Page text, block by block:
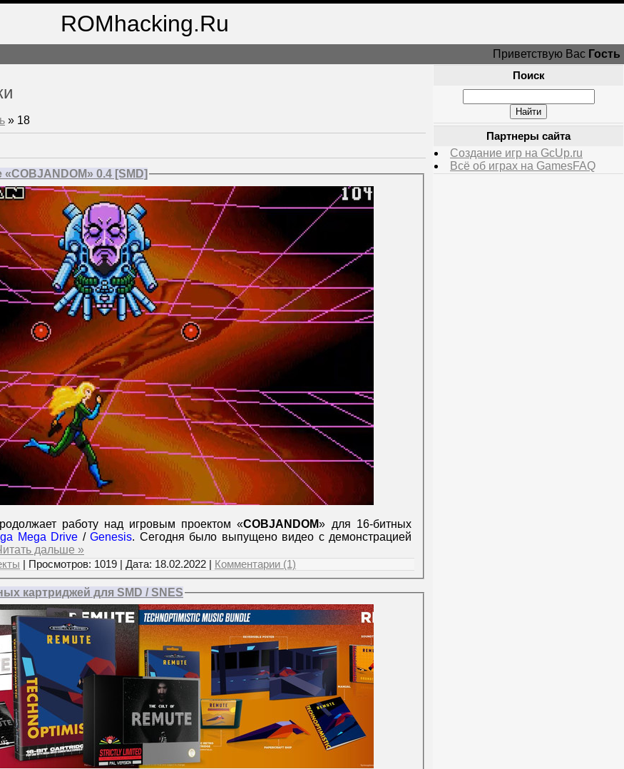
ROMhacking.Ru
Приветствую Вас Гость
» 18
0.4 [SMD]
работу над игровым проектом «COBJANDOM» для 16-битных
Mega Drive / Genesis. Сегодня было выпущено видео с демонстрацией
дальше »
| Просмотров: 1019 | Дата: 18.02.2022 Комментарии (1)
картриджей для SMD / SNES
Поиск
Партнеры сайта
Создание игр на GcUp.ru
Всё об играх на GamesFAQ